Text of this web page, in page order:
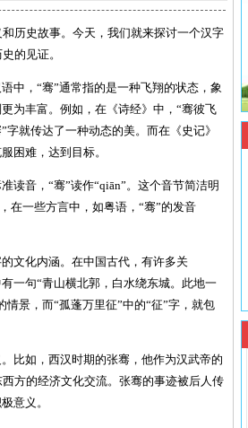
历史故事。今天，我们就来探讨一个汉字
的见证。
中，“骞”通常指的是一种飞翔的状态，象
为丰富。例如，在《诗经》中，“骞彼飞
就传达了一种动态的美。而在《史记》
困难，达到目标。
读音，“骞”读作“qiān”。这个音节简洁明
在一些方言中，如粤语，“骞”的发音
文化内涵。在中国古代，有许多关
一句“青山横北郭，白水绕东城。此地一
景，而“孤蓬万里征”中的“征”字，就包
比如，西汉时期的张骞，他作为汉武帝的
方的经济文化交流。张骞的事迹被后人传
意义。